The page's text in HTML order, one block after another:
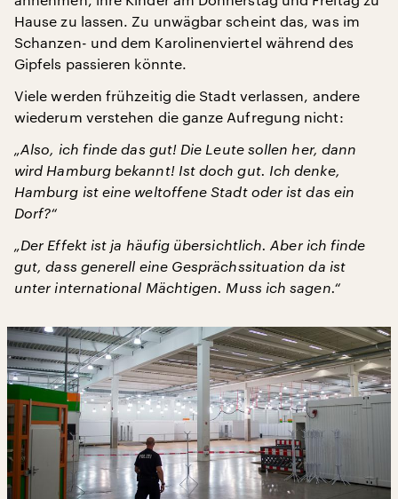
Hause zu lassen. Zu unwägbar scheint das, was im
Schanzen- und dem Karolinenviertel während des
Gipfels passieren könnte.
Viele werden frühzeitig die Stadt verlassen, andere
wiederum verstehen die ganze Aufregung nicht:
„Also, ich finde das gut! Die Leute sollen her, dann
wird Hamburg bekannt! Ist doch gut. Ich denke,
Hamburg ist eine weltoffene Stadt oder ist das ein
Dorf?“
„Der Effekt ist ja häufig übersichtlich. Aber ich finde
gut, dass generell eine Gesprächssituation da ist
unter international Mächtigen. Muss ich sagen.“